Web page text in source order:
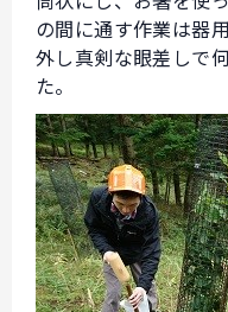
の間に通す作業は器
外し真剣な眼差しで
た。